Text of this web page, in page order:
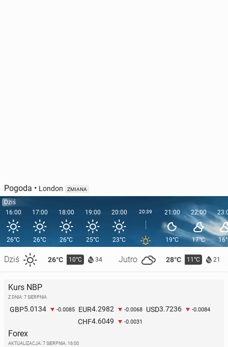
Pogoda • London ZMIANA
Dziś
16:00
26°C
Dziś 26°C 10°C 34 Jutro 28°C 11°C 21
17:00
26°C
18:00
26°C
19:00
25°C
20:00
23°C
20:39 21:00
19°C
22:00
17°C
Kurs NBP
Z DNIA: 7 SIERPNIA
GBP5.0134 -0.0085 EUR4.2982 -0.0068 USD3.7236 -0.0084
CHF4.6049 -0.0031
Forex
AKTUALIZACJA: 7 SIERPNIA, 16:00